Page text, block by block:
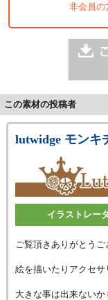
非会員の
この素材の投稿者
lutwidge モンキ
イラストレー
ご覧頂きありがとうご
絵を描いたりアクセサ
大きな事は出来ない